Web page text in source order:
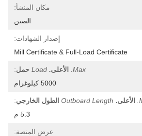
مكان المنشأ:
الصين
إصدار الشهادات:
Mill Certificate & Full-Load Certificate
Max. الأعلى. Load حمل:
5000 كيلوغرام
الأعلى. Outboard Length الطول الخارجي
5.3 م
عرض المنصة: